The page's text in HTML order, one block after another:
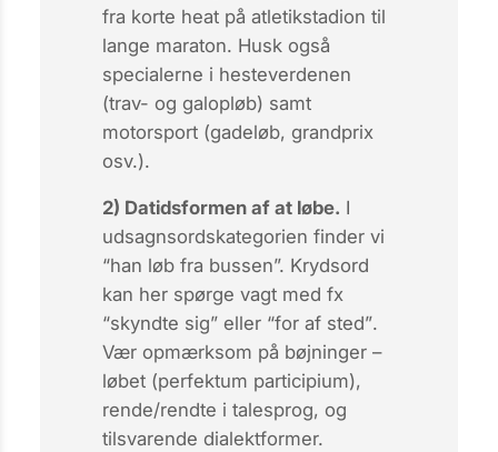
fra korte heatpå atletikstadion til
lange maraton. Husk også
specialerne i hesteverdenen
(trav- og galopløb) samt
motorsport (gadeløb, grandprix
osv.).
2) Datidsformen af at løbe. I
udsagnsords­kategorien finder vi
“han løbfra bussen”. Krydsord
kan her spørge vagt med fx
“skyndte sig”eller “for af sted”.
Vær opmærksom på bøjninger –
løbet(perfektum participium),
rende/rendte i talesprog, og
tilsvarende dialektformer.